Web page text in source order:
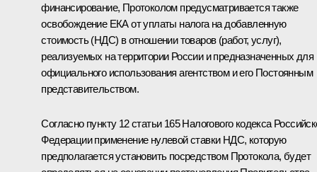
финансирование, Протоколом предусматривается также
освобождение ЕКА от уплаты налога на добавленную
стоимость (НДС) в отношении товаров (работ, услуг),
реализуемых на территории России и предназначенных для
официального использования агентством и его Постоянным
представительством.
Согласно пункту 12 статьи 165 Налогового кодекса
Федерации применение нулевой ставки НДС, которую
предполагается установить посредством Протокола, будет